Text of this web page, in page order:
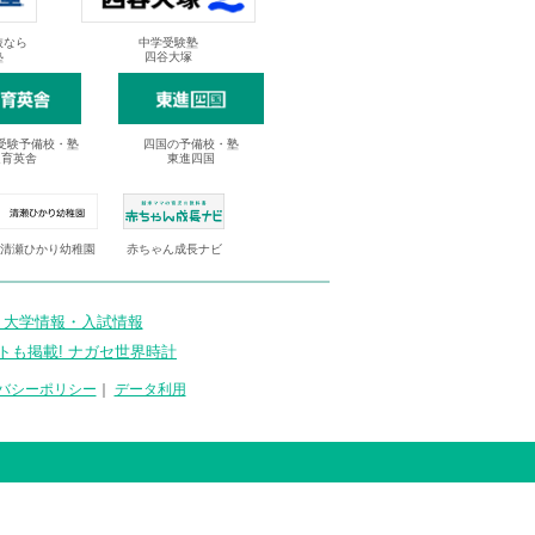
なら
中学受験塾
四谷大塚
験予備校・塾
英舎
四国の予備校・塾
東進四国
清瀬ひかり幼稚園 赤ちゃん成長ナビ
学情報・入試情報
も掲載! ナガセ世界時計
シーポリシー データ利用